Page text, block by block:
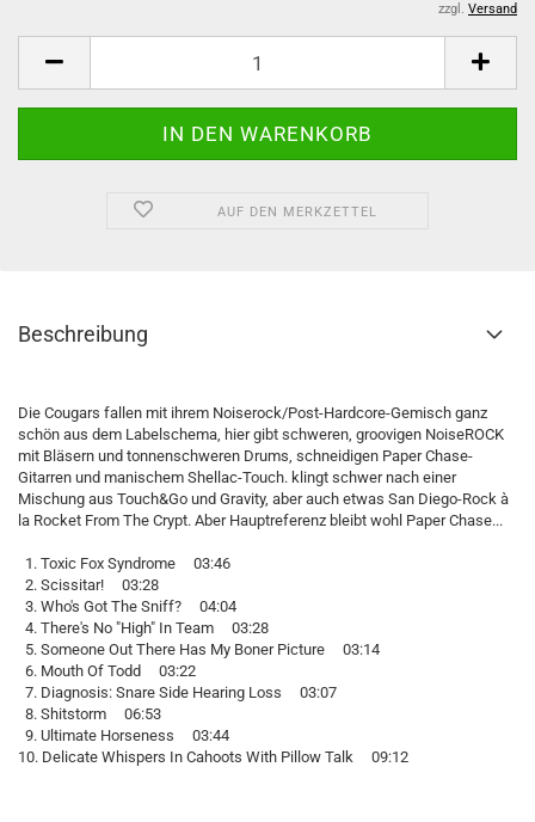
zzgl. Versand
AUF DEN MERKZETTEL
Beschreibung
Die Cougars fallen mit ihrem Noiserock/Post-Hardcore-Gemisch ganz
schön aus dem Labelschema, hier gibt schweren, groovigen NoiseROCK
mit Bläsern und tonnenschweren Drums, schneidigen Paper Chase-
Gitarren und manischem Shellac-Touch. klingt schwer nach einer
Mischung aus Touch&Go und Gravity, aber auch etwas San Diego-Rock à
la Rocket From The Crypt. Aber Hauptreferenz bleibt wohl Paper Chase...
1. Toxic Fox Syndrome 03:46
2. Scissitar! 03:28
3. Who's Got The Sniff? 04:04
4. There's No "High" In Team 03:28
5. Someone Out There Has My Boner Picture 03:14
6. Mouth Of Todd 03:22
7. Diagnosis: Snare Side Hearing Loss 03:07
8. Shitstorm 06:53
9. Ultimate Horseness 03:44
10. Delicate Whispers In Cahoots With Pillow Talk 09:12